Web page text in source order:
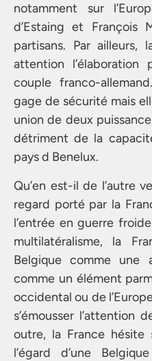
notamment sur
d’Estaing et François
partisans. Par ailleurs,
attention l’élaboration
couple franco-
gage de sécurité mais
union de deux
détriment de la
pays d Benelux.
Qu’en est-il de l’autre
regard porté par la
l’entrée en guerre
multilatéralisme, la
Belgique comme une
comme un élément
occidental ou de
s’émousser l’attention
outre, la France
l’égard d’une